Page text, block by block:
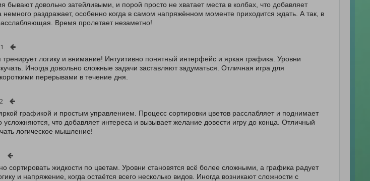
бывают довольно затейливыми, и порой просто не хватает места в колбах, что добавляет
раздражает, особенно когда в самом напряжённом моменте приходится ждать. А так, в
Время пролетает незаметно!
тренирует логику и внимание! Интуитивно понятный интерфейс и яркая графика. Уровни
Иногда довольно сложные задачи заставляют задуматься. Отличная игра для
перерывами в течение дня.
графикой и простым управлением. Процесс сортировки цветов расслабляет и поднимает
усложняются, что добавляет интереса и вызывает желание довести игру до конца. Отличный
логическое мышление!
сортировать жидкости по цветам. Уровни становятся всё более сложными, а графика радует
и напряжение, когда остаётся всего несколько видов. Иногда возникают сложности с